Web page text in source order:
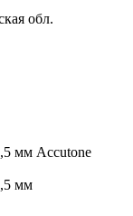
обл.
мм Accutone
мм